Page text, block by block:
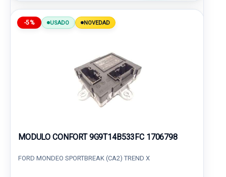
-5% USADO NOVEDAD
MODULO CONFORT 9G9T14B533FC 1706798
FORD MONDEO SPORTBREAK (CA2) TREND X